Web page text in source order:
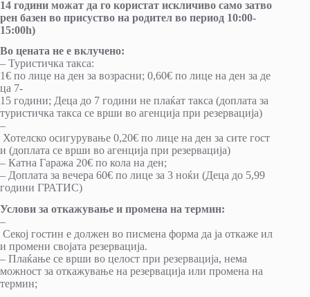
14 години можат да го користат искличиво само затво
рен базен во присуство на родител во период 10:00-
15:00h)
Во цената не е вклучено:
– Туристичка такса:
1€ по лице на ден за возрасни; 0,60€ по лице на ден за де
ца 7-
15 години; Деца до 7 години не плаќат такса (доплата за
туристичка такса се врши во агенција при резервација)
–
Хотелско осигурување 0,20€ по лице на ден за сите гост
и (доплата се врши во агенција при резервација)
– Катна Гаража 20€ по кола на ден;
– Доплата за вечера 60€ по лице за 3 ноќи (Деца до 5,99
години ГРАТИС)
Услови за откажување и промена на термин:
–
Секој гостин е должен во писмена форма да ја откаже ил
и промени својата резервација.
– Плаќање се врши во целост при резервација, нема
можност за откажување на резервација или промена на
термин;